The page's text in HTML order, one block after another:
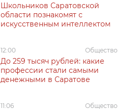
Школьников Саратовской
области познакомят с
искусственным интеллектом
12:00 Общество
До 259 тысяч рублей: какие
профессии стали самыми
денежными в Саратове
11:06 Общество